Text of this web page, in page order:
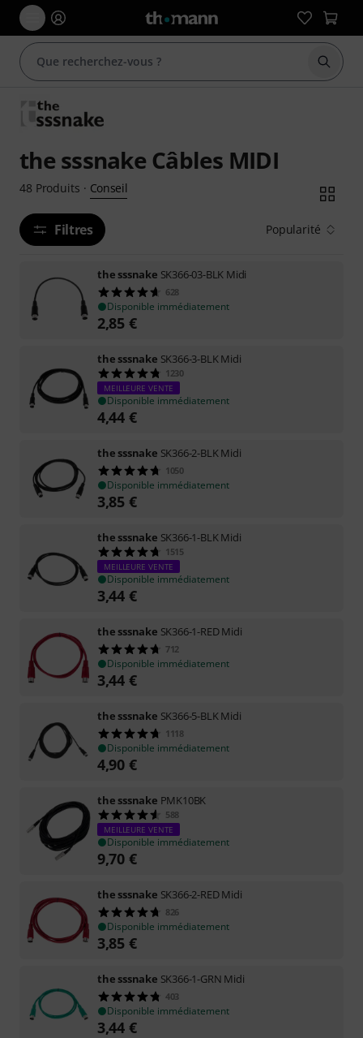
the sssnake Câbles MIDI
48 Produits · Conseil
Filtres Popularité
the sssnake SK366-03-BLK Midi
628
Disponible immédiatement
2,85 €
the sssnake SK366-3-BLK Midi
1230
MEILLEURE VENTE
Disponible immédiatement
4,44 €
the sssnake SK366-2-BLK Midi
1050
Disponible immédiatement
3,85 €
the sssnake SK366-1-BLK Midi
1515
MEILLEURE VENTE
Disponible immédiatement
3,44 €
the sssnake SK366-1-RED Midi
712
Disponible immédiatement
3,44 €
the sssnake SK366-5-BLK Midi
1118
Disponible immédiatement
4,90 €
the sssnake PMK10BK
588
MEILLEURE VENTE
Disponible immédiatement
9,70 €
the sssnake SK366-2-RED Midi
826
Disponible immédiatement
3,85 €
the sssnake SK366-1-GRN Midi
403
Disponible immédiatement
3,44 €